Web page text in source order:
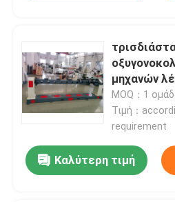
μηχανών
MOQ：1
Τιμή：
requirement
Καλύτερη τιμή